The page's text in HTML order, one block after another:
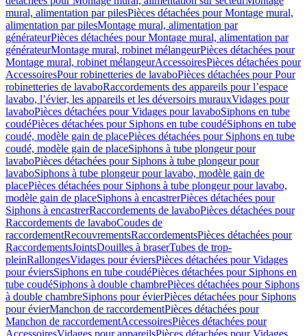
mural, alimentation par pilesPièces détachées pour Montage mural,
alimentation par pilesMontage mural, alimentation par
générateurPièces détachées pour Montage mural, alimentation par
générateurMontage mural, robinet mélangeurPièces détachées pour
Montage mural, robinet mélangeurAccessoiresPièces détachées pour
AccessoiresPour robinetteries de lavaboPièces détachées pour Pour
robinetteries de lavaboRaccordements des appareils pour l’espace
lavabo, l’évier, les appareils et les déversoirs murauxVidages pour
lavaboPièces détachées pour Vidages pour lavaboSiphons en tube
coudéPièces détachées pour Siphons en tube coudéSiphons en tube
coudé, modèle gain de placePièces détachées pour Siphons en tube
coudé, modèle gain de placeSiphons à tube plongeur pour
lavaboPièces détachées pour Siphons à tube plongeur pour
lavaboSiphons à tube plongeur pour lavabo, modèle gain de
placePièces détachées pour Siphons à tube plongeur pour lavabo,
modèle gain de placeSiphons à encastrerPièces détachées pour
Siphons à encastrerRaccordements de lavaboPièces détachées pour
Raccordements de lavaboCoudes de
raccordementRecouvrementsRaccordementsPièces détachées pour
RaccordementsJointsDouilles à braserTubes de trop-
pleinRallongesVidages pour éviersPièces détachées pour Vidages
pour éviersSiphons en tube coudéPièces détachées pour Siphons en
tube coudéSiphons à double chambrePièces détachées pour Siphons
à double chambreSiphons pour évierPièces détachées pour Siphons
pour évierManchon de raccordementPièces détachées pour
Manchon de raccordementAccessoiresPièces détachées pour
AccessoiresVidages pour appareilsPièces détachées pour Vidages